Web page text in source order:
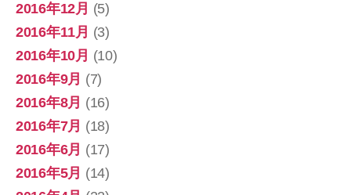
2016年12月 (5)
2016年11月 (3)
2016年10月 (10)
2016年9月 (7)
2016年8月 (16)
2016年7月 (18)
2016年6月 (17)
2016年5月 (14)